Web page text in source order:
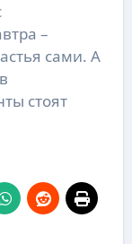
–
сами. А
стоят